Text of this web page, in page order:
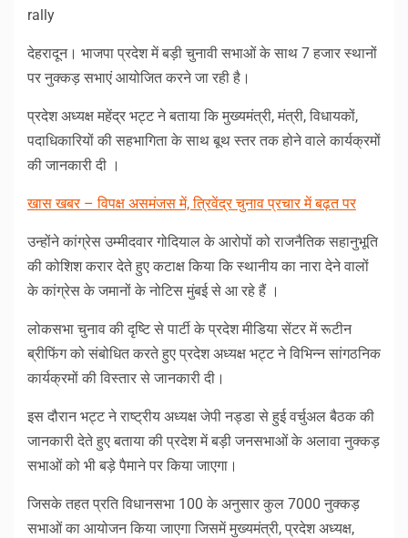
rally
देहरादून। भाजपा प्रदेश में बड़ी चुनावी सभाओं के साथ 7 हजार स्थानों
पर नुक्कड़ सभाएं आयोजित करने जा रही है।
प्रदेश अध्यक्ष महेंद्र भट्ट ने बताया कि मुख्यमंत्री, मंत्री, विधायकों,
पदाधिकारियों की सहभागिता के साथ बूथ स्तर तक होने वाले कार्यक्रमों
की जानकारी दी ।
खास खबर – विपक्ष असमंजस में, त्रिवेंद्र चुनाव प्रचार में बढ़त पर
उन्होंने कांग्रेस उम्मीदवार गोदियाल के आरोपों को राजनैतिक सहानुभूति
की कोशिश करार देते हुए कटाक्ष किया कि स्थानीय का नारा देने वालों
के कांग्रेस के जमानों के नोटिस मुंबई से आ रहे हैं ।
लोकसभा चुनाव की दृष्टि से पार्टी के प्रदेश मीडिया सेंटर में रूटीन
ब्रीफिंग को संबोधित करते हुए प्रदेश अध्यक्ष भट्ट ने विभिन्न सांगठनिक
कार्यक्रमों की विस्तार से जानकारी दी।
इस दौरान भट्ट ने राष्ट्रीय अध्यक्ष जेपी नड्डा से हुई वर्चुअल बैठक की
जानकारी देते हुए बताया की प्रदेश में बड़ी जनसभाओं के अलावा नुक्कड़
सभाओं को भी बड़े पैमाने पर किया जाएगा।
जिसके तहत प्रति विधानसभा 100 के अनुसार कुल 7000 नुक्कड़
सभाओं का आयोजन किया जाएगा जिसमें मुख्यमंत्री, प्रदेश अध्यक्ष,